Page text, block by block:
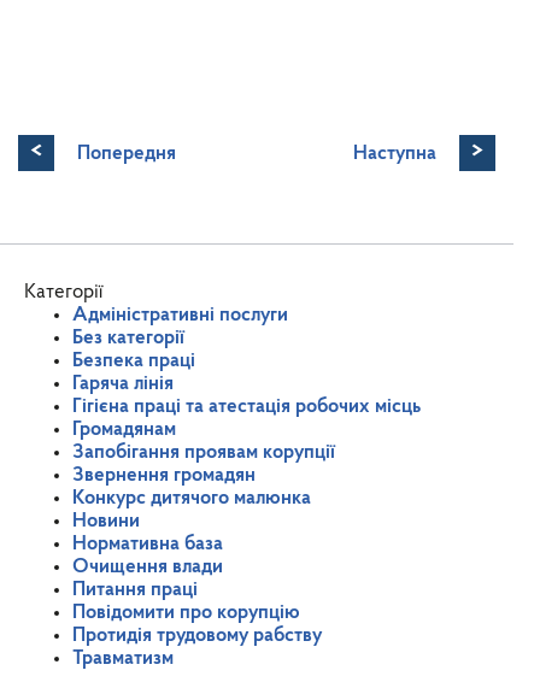
< Попередня Наступна >
Категорії
Адміністративні послуги
Без категорії
Безпека праці
Гаряча лінія
Гігієна праці та атестація робочих місць
Громадянам
Запобігання проявам корупції
Звернення громадян
Конкурс дитячого малюнка
Новини
Нормативна база
Очищення влади
Питання праці
Повідомити про корупцію
Протидія трудовому рабству
Травматизм